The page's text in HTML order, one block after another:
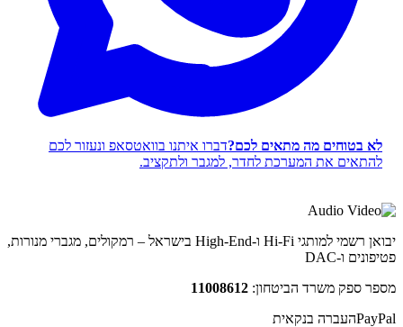
לא בטוחים מה מתאים לכם?דברו איתנו בוואטסאפ ונעזור לכם
להתאים את המערכת לחדר, למגבר ולתקציב.
יבואן רשמי למותגי Hi-Fi ו-High-End בישראל – רמקולים, מגברי מנורות,
פטיפונים ו-DAC
מספר ספק משרד הביטחון: 11008612
PayPalהעברה בנקאית